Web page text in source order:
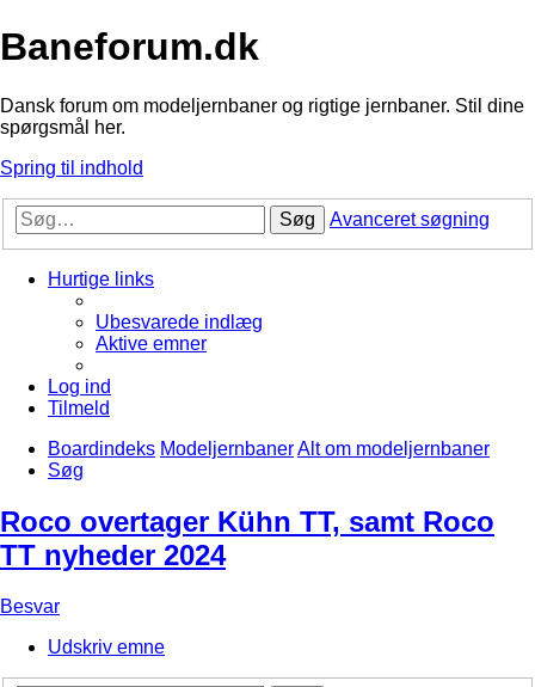
Baneforum.dk
Dansk forum om modeljernbaner og rigtige jernbaner. Stil dine
spørgsmål her.
Spring til indhold
Søg Avanceret søgning
Hurtige links
Ubesvarede indlæg
Aktive emner
Log ind
Tilmeld
Boardindeks ModeljernbanerAlt om modeljernbaner
Søg
Roco overtager Kühn TT, samt Roco
TT nyheder 2024
Besvar
Udskriv emne